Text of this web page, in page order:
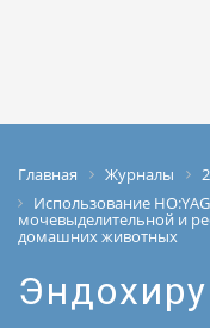
Главная Журналы
Использование
мочевыделительной и
домашних животных